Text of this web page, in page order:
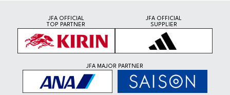
JFA OFFICIAL
TOP PARTNER
JFA OFFICIAL
SUPPLIER
JFA MAJOR PARTNER